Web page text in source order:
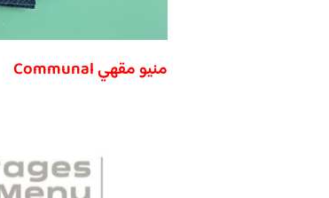
منيو مقهي Communal